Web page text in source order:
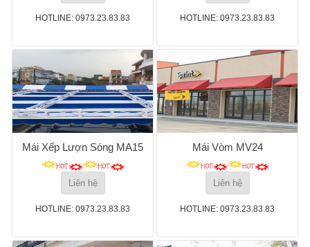
HOTLINE: 0973.23.83.83 HOTLINE: 0973.23.83.83
Mái Xếp Lượn Sóng MA15
Liên hệ
HOTLINE: 0973.23.83.83
Mái Vòm MV24
Liên hệ
HOTLINE: 0973.23.83.83